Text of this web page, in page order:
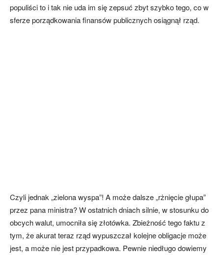
populiści to i tak nie uda im się zepsuć zbyt szybko tego, co w
sferze porządkowania finansów publicznych osiągnął rząd.
Czyli jednak „zielona wyspa”! A może dalsze „rżnięcie głupa”
przez pana ministra? W ostatnich dniach silnie, w stosunku do
obcych walut, umocniła się złotówka. Zbieżność tego faktu z
tym, że akurat teraz rząd wypuszczał kolejne obligacje może
jest, a może nie jest przypadkowa. Pewnie niedługo dowiemy